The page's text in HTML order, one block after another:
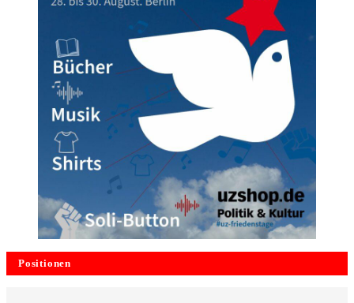
Positionen